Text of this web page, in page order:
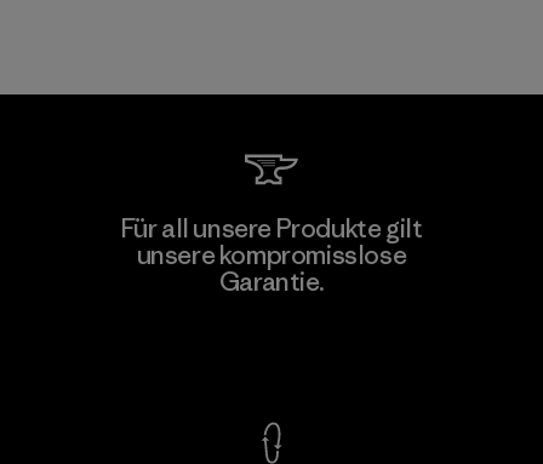
Für all unsere Produkte gilt
unsere kompromisslose
Garantie.